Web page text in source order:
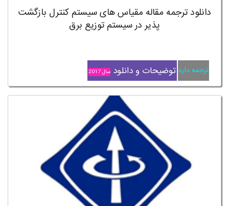
دانلود ترجمه مقاله مقیاس های سیستم کنترل بازگشت
پذیر در سیستم توزیع برق
ترجمه دارد توضیحات و دانلود سال 2017